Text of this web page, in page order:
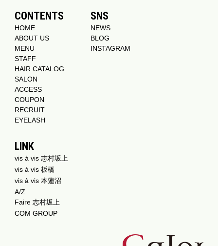
CONTENTS
HOME
ABOUT US
MENU
STAFF
HAIR CATALOG
SALON
ACCESS
COUPON
RECRUIT
EYELASH
SNS
NEWS
BLOG
INSTAGRAM
LINK
vis à vis 志村坂上
vis à vis 板橋
vis à vis 本蓮沼
A/Z
Faire 志村坂上
COM GROUP